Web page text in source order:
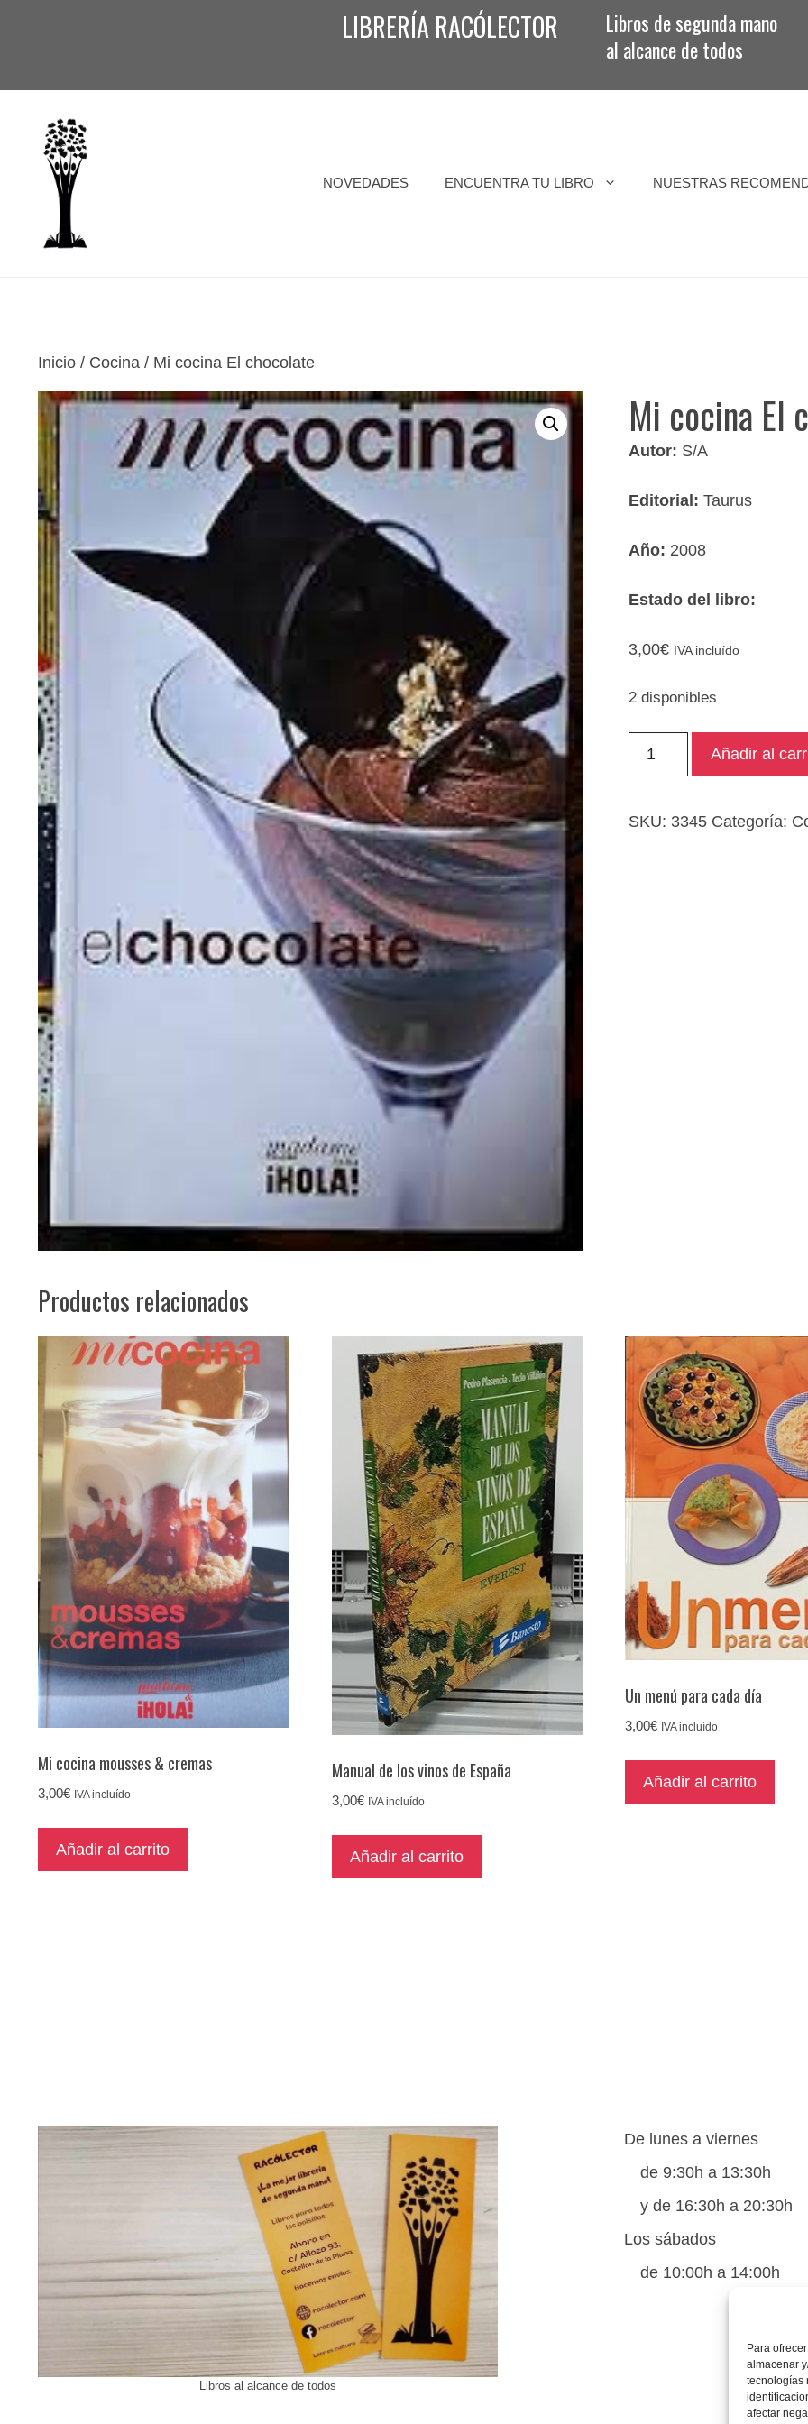
Para
almacenar
tecnologías
afectar
LIBRERÍA RACÓLECTOR
Libros de segunda mano
al alcance de todos
NOVEDADES ENCUENTRA TU LIBRO NUESTRAS
Inicio / Cocina / Mi cocina El chocolate
Mi cocina El
Autor: S/A
Editorial:Taurus
Año: 2008
Estado del libro:
3,00€ IVA incluído
2 disponibles
chocolate
Añadir al
SKU: 3345 Categoría:
Productos relacionados
Mi cocina mousses & cremas
3,00€ IVA incluído
Añadir al carrito
Manual de los vinos de España
3,00€ IVA incluído
Añadir al carrito
Un menú para cada día
3,00€ IVA incluído
Añadir al carrito
Libros al alcance de todos
De lunes a viernes
de 9:30h a 13:30h
y de 16:30h a 20:30h
Los sábados
de 10:00h a 14:00h